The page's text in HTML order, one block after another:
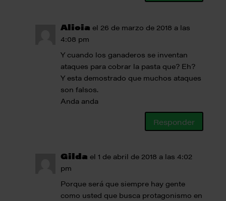
Alicia el 26 de marzo de 2018 a las
4:08 pm
Y cuando los ganaderos se inventan
ataques para cobrar la pasta que? Eh?
Y esta demostrado que muchos ataques
son falsos.
Anda anda
Responder
Gilda el 1 de abril de 2018 a las 4:02
pm
Porque será que siempre hay gente
como usted que busca protagonismo en